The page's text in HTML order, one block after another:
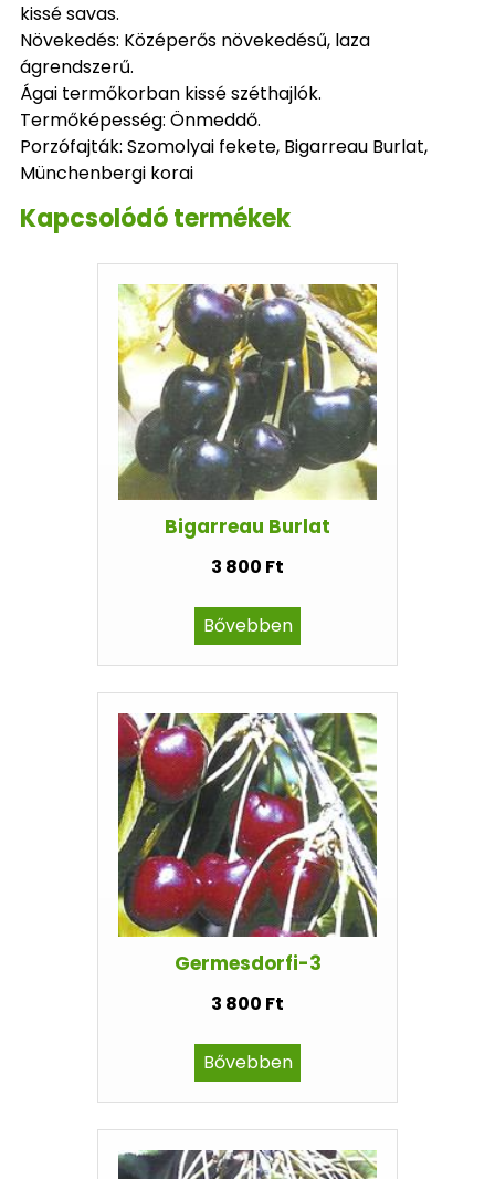
kissé savas.
Növekedés: Középerős növekedésű, laza
ágrendszerű.
Ágai termőkorban kissé széthajlók.
Termőképesség: Önmeddő.
Porzófajták: Szomolyai fekete, Bigarreau Burlat,
Münchenbergi korai
Kapcsolódó termékek
Bigarreau Burlat
3 800 Ft
Bővebben
Germesdorfi-3
3 800 Ft
Bővebben